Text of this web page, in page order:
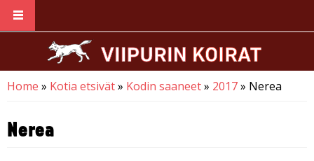
Skip to main content
You are here
Home » Kotia etsivät» Kodin saaneet» 2017» Nerea
Nerea